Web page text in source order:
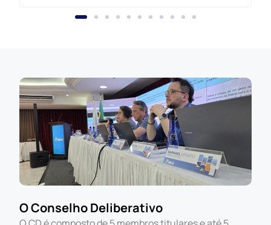
O Conselho Deliberativo